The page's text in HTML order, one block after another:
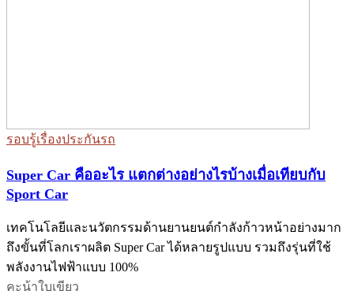
รอบรู้เรื่องประกันรถ
Super Car คืออะไร แตกต่างอย่างไรบ้างเมื่อเทียบกับ
Sport Car
เทคโนโลยีและนวัตกรรมด้านยานยนต์กำลังก้าวหน้าอย่างมาก
ถึงขั้นที่โลกเราผลิต Super Car ได้หลายรูปแบบ รวมถึงรุ่นที่ใช้
พลังงานไฟฟ้าแบบ 100%
คะน้าใบเขียว